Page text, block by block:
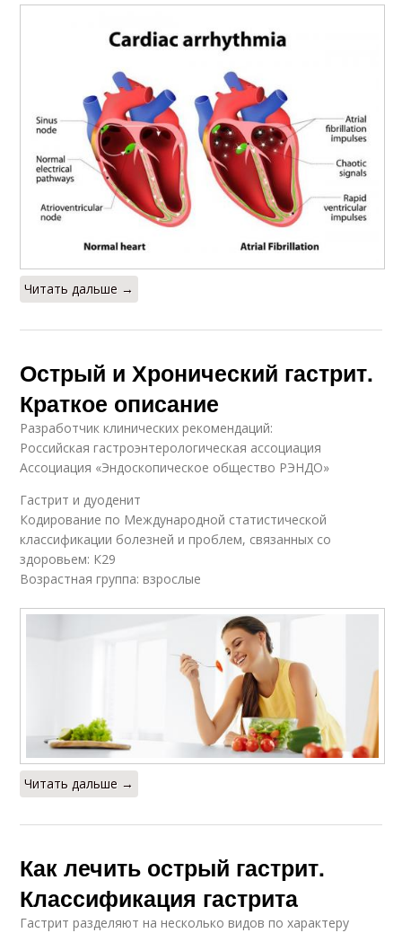
Читать дальше →
Острый и Хронический гастрит.
Краткое описание
Разработчик клинических рекомендаций:
Российская гастроэнтерологическая ассоциация
Ассоциация «Эндоскопическое общество РЭНДО»
Гастрит и дуоденит
Кодирование по Международной статистической
классификации болезней и проблем, связанных со
здоровьем: К29
Возрастная группа: взрослые
Читать дальше →
Как лечить острый гастрит.
Классификация гастрита
Гастрит разделяют на несколько видов по характеру